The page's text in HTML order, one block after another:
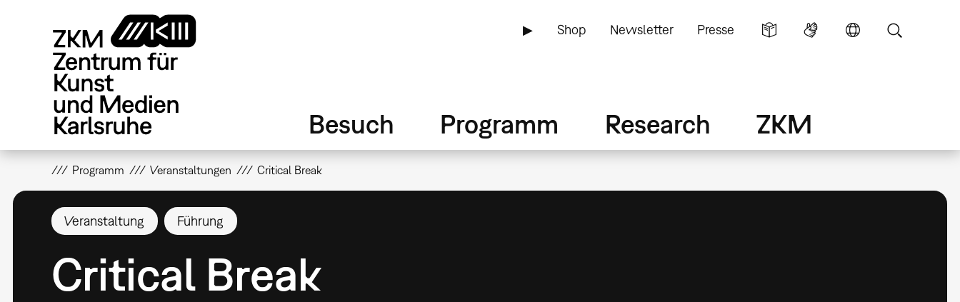
▶ Shop Newsletter Presse
Besuch Programm Research ZKM
Programm Veranstaltungen Critical Break
Veranstaltung Führung
Critical Break